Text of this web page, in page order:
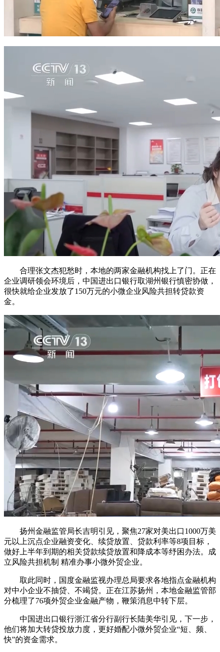
合理张文杰犯愁时，本地的两家金融机构找上了门。正在
企业调研领会环境后，中国进出口银行取湖州银行慎密协做，
很快就给企业发放了150万元的小微企业风险共担转贷款资
金。
扬州金融监管局长吉明引见，聚焦27家对美出口1000万美
元以上沉点企业融资变化、续贷放置、贷款利率等8项目标，
做好上半年到期的相关贷款续贷放置和降成本等纾困办法。成
立风险共担机制 精准办事小微外贸企业。
取此同时，国度金融监视办理总局要求各地指点金融机构
对中小企业不抽贷、不竭贷。正在江苏扬州，本地金融监管部
分梳理了76项外贸企业金融产物，鞭策消息中转下层。
中国进出口银行浙江省分行副行长陆美华引见，下一步，
他们将加大转贷投放力度，更好婚配小微外贸企业“短、频、
快”的资金需求。